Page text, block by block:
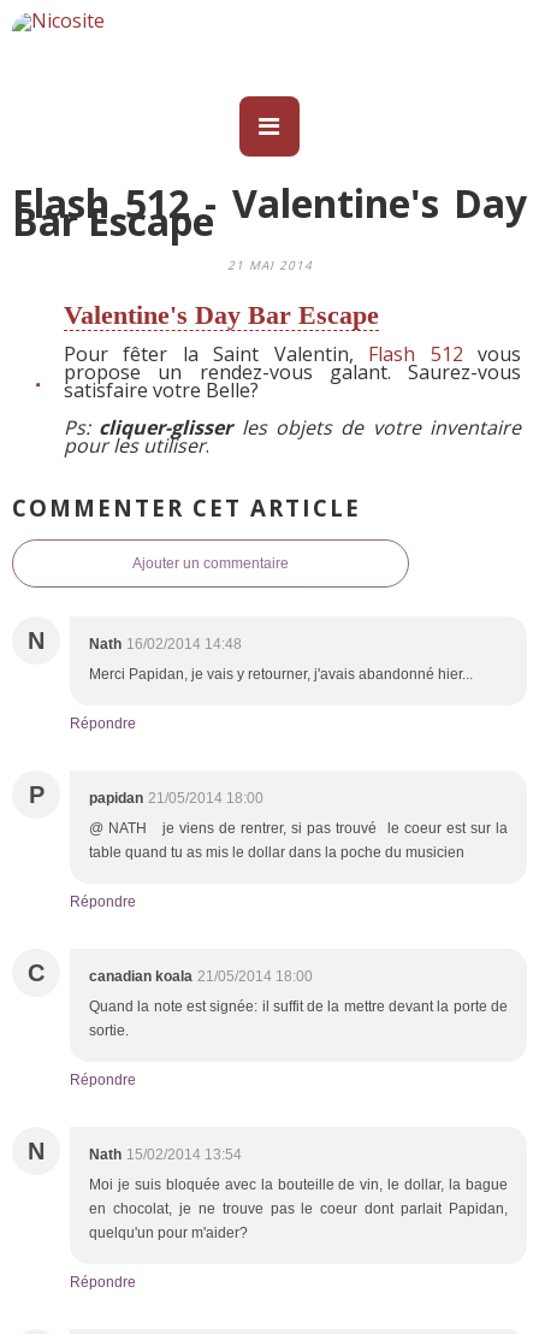
Flash 512 - Valentine's Day
Bar Escape
21 MAI 2014
Valentine's Day Bar Escape
Pour fêter la Saint Valentin, Flash 512 vous
propose un rendez-vous galant. Saurez-vous
satisfaire votre Belle?
Ps: cliquer-glisserles objets de votre inventaire
pour les utiliser.
COMMENTER CET ARTICLE
Ajouter un commentaire
N Nath 16/02/2014 14:48
Merci Papidan, je vais y retourner, j'avais abandonné hier...
Répondre
P papidan 21/05/2014 18:00
@ NATH je viens de rentrer, si pas trouvé le coeur est sur la
table quand tu as mis le dollar dans la poche du musicien
Répondre
C canadian koala 21/05/2014 18:00
Quand la note est signée: il suffit de la mettre devant la porte de
sortie.
Répondre
N Nath 15/02/2014 13:54
Moi je suis bloquée avec la bouteille de vin, le dollar, la bague
en chocolat, je ne trouve pas le coeur dont parlait Papidan,
quelqu'un pour m'aider?
Répondre